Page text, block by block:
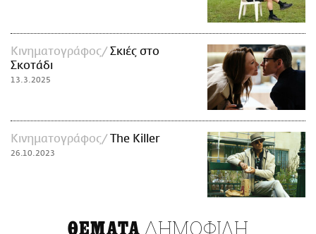
Κινηματογράφος Σκιές στο
Σκοτάδι
13.3.2025
Κινηματογράφος Τhe Killer
26.10.2023
ΘΕΜΑΤΑ ΔΗΜΟΦΙΛΗ